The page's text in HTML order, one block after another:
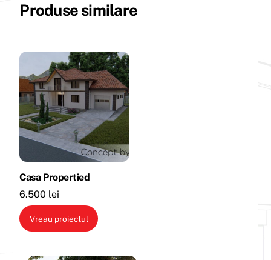
Produse similare
Casa Propertied
6.500 lei
Vreau proiectul